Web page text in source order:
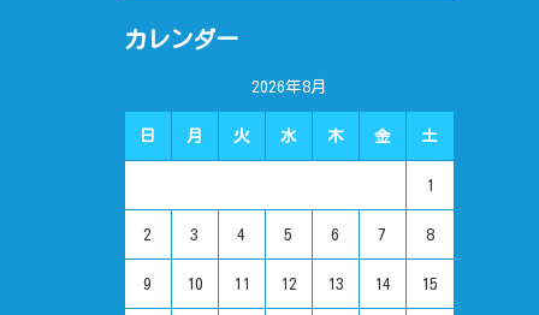
カレンダー
2026年8月
日 月 火 水 木 金 土
1
2 3 4 5 6 7 8
9 10 11 12 13 14 15